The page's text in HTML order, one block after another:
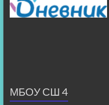
МБОУ СШ 4